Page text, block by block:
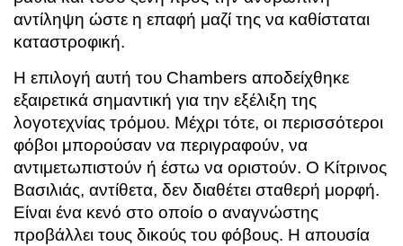
αντίληψη ώστε η επαφή μαζί της να καθίσταται
καταστροφική.
Η επιλογή αυτή του Chambers αποδείχθηκε
εξαιρετικά σημαντική για την εξέλιξη της
λογοτεχνίας τρόμου. Μέχρι τότε, οι περισσότεροι
φόβοι μπορούσαν να περιγραφούν, να
αντιμετωπιστούν ή έστω να οριστούν. Ο Κίτρινος
Βασιλιάς, αντίθετα, δεν διαθέτει σταθερή μορφή.
Είναι ένα κενό στο οποίο ο αναγνώστης
προβάλλει τους δικούς του φόβους. Η απουσία